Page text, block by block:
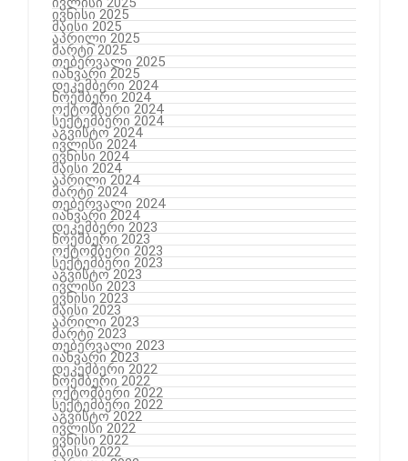
ივნისი 2025
მაისი 2025
აპრილი 2025
მარტი 2025
თებერვალი 2025
იანვარი 2025
დეკემბერი 2024
ნოემბერი 2024
ოქტომბერი 2024
სექტემბერი 2024
აგვისტო 2024
ივლისი 2024
ივნისი 2024
მაისი 2024
აპრილი 2024
მარტი 2024
თებერვალი 2024
იანვარი 2024
დეკემბერი 2023
ნოემბერი 2023
ოქტომბერი 2023
სექტემბერი 2023
აგვისტო 2023
ივლისი 2023
ივნისი 2023
მაისი 2023
აპრილი 2023
მარტი 2023
თებერვალი 2023
იანვარი 2023
დეკემბერი 2022
ნოემბერი 2022
ოქტომბერი 2022
სექტემბერი 2022
აგვისტო 2022
ივლისი 2022
ივნისი 2022
მაისი 2022